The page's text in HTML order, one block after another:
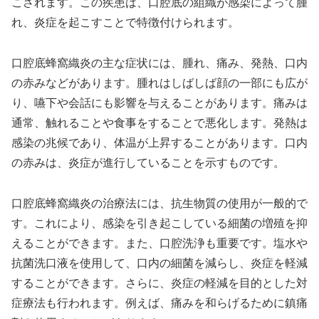
こされます。この疾患は、口腔底の組織が感染によって腫
れ、炎症を起こすことで特徴付けられます。
口腔底蜂窩織炎の主な症状には、腫れ、痛み、発熱、口内
の赤みなどがあります。腫れはしばしば顔の一部にも広が
り、嚥下や会話にも影響を与えることがあります。痛みは
通常、触れることや食事をすることで悪化します。発熱は
感染の兆候であり、体温が上昇することがあります。口内
の赤みは、炎症が進行していることを示すものです。
口腔底蜂窩織炎の治療法には、抗生物質の使用が一般的で
す。これにより、感染を引き起こしている細菌の増殖を抑
えることができます。また、口腔洗浄も重要です。塩水や
抗菌洗口液を使用して、口内の細菌を減らし、炎症を軽減
することができます。さらに、炎症の軽減を目的とした対
症療法も行われます。例えば、痛みを和らげるために鎮痛